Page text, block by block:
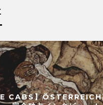
CABS】ÖSTERREICH